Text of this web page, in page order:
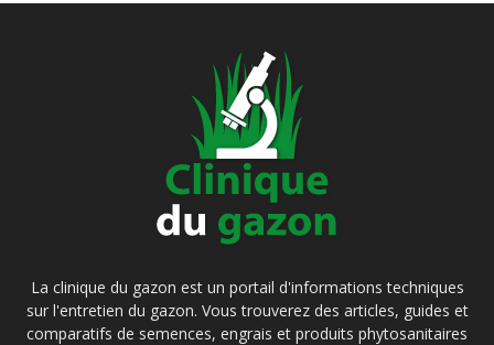
La clinique du gazon est un portail d'informations techniques
sur l'entretien du gazon. Vous trouverez des articles, guides et
comparatifs de semences, engrais et produits phytosanitaires